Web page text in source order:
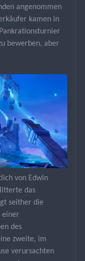
angenommen
kamen in
bewerben, aber
von Edwin
das
seither die
einer
des
zweite, im
verursachten